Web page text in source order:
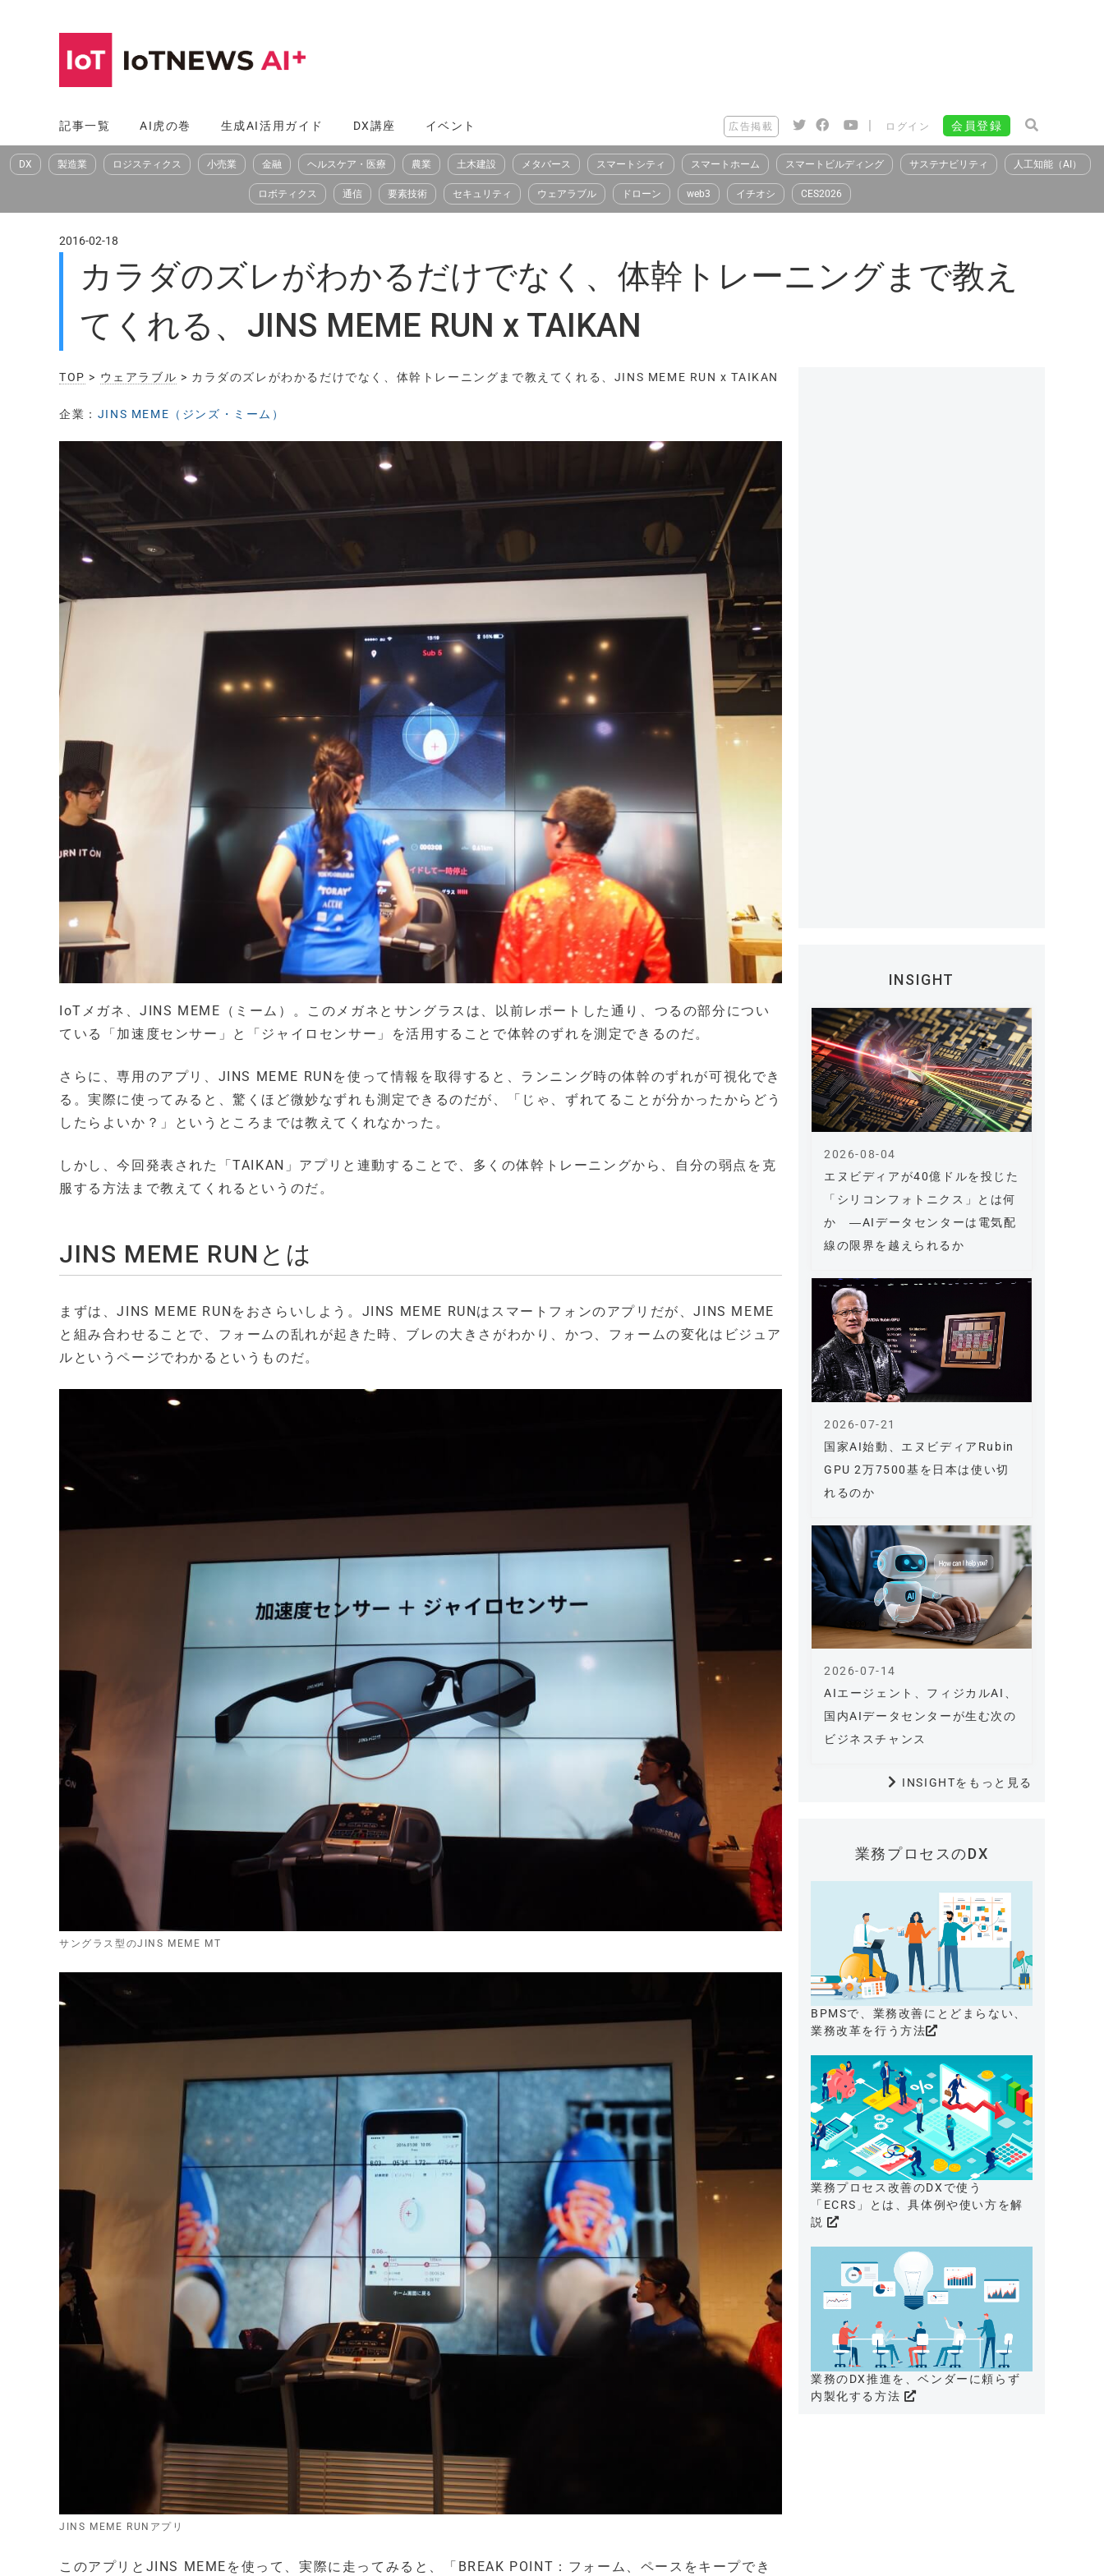
へ
ス
記事一覧 AI虎の巻 生成AI活用ガイド DX講座 イベント 広告掲載 | ログイン 会員登録
DX 製造業 ロジスティクス 小売業 金融 ヘルスケア・医療 農業 土木建設 メタバース スマートシティ スマートホーム スマートビルディング サステナビリティ 人工知能（AI）
ロボティクス 通信 要素技術 セキュリティ ウェアラブル ドローン web3 イチオシ CES2026
2016-02-18
カラダのズレがわかるだけでなく、体幹トレーニングまで教え
てくれる、JINS MEME RUN x TAIKAN
TOP > ウェアラブル > カラダのズレがわかるだけでなく、体幹トレーニングまで教えてくれる、JINS MEME RUN x TAIKAN
企業： JINS MEME（ジンズ・ミーム）
IoTメガネ、JINS MEME（ミーム）。このメガネとサングラスは、以前レポートした通り、つるの部分につい
ている「加速度センサー」と「ジャイロセンサー」を活用することで体幹のずれを測定できるのだ。
さらに、専用のアプリ、JINS MEME RUNを使って情報を取得すると、ランニング時の体幹のずれが可視化でき
る。実際に使ってみると、驚くほど微妙なずれも測定できるのだが、「じゃ、ずれてることが分かったからどう
したらよいか？」というところまでは教えてくれなかった。
しかし、今回発表された「TAIKAN」アプリと連動することで、多くの体幹トレーニングから、自分の弱点を克
服する方法まで教えてくれるというのだ。
JINS MEME RUNとは
まずは、JINS MEME RUNをおさらいしよう。JINS MEME RUNはスマートフォンのアプリだが、JINS MEME
と組み合わせることで、フォームの乱れが起きた時、ブレの大きさがわかり、かつ、フォームの変化はビジュア
ルというページでわかるというものだ。
サングラス型のJINS MEME MT
JINS MEME RUNアプリ
このアプリとJINS MEMEを使って、実際に走ってみると、「BREAK POINT：フォーム、ペースをキープでき
INSIGHT
エヌビディアが40億ドルを投じた
「シリコンフォトニクス」とは何
か ―AIデータセンターは電気配
線の限界を越えられるか
2026-08-04
国家AI始動、エヌビディアRubin
GPU 2万7500基を日本は使い切
れるのか
2026-07-21
AIエージェント、フィジカルAI、
国内AIデータセンターが生む次の
ビジネスチャンス
2026-07-14
INSIGHTをもっと見る
業務プロセスのDX
BPMSで、業務改善にとどまらない、
業務改革を行う方法
業務プロセス改善のDXで使う
「ECRS」とは、具体例や使い方を解
説
業務のDX推進を、ベンダーに頼らず
内製化する方法